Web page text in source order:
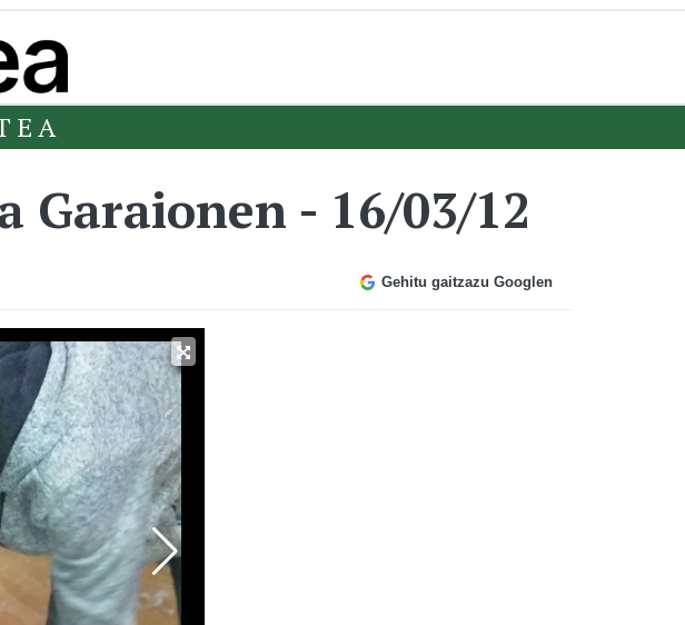
- 16/03/12
Gehitu gaitzazu Googlen